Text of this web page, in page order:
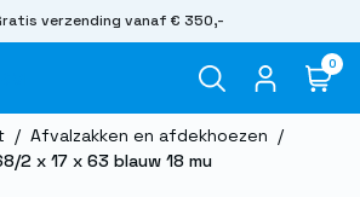
verzending vanaf € 350,-
0
/ Afvalzakken en afdekhoezen /
2 x 17 x 63 blauw 18 mu